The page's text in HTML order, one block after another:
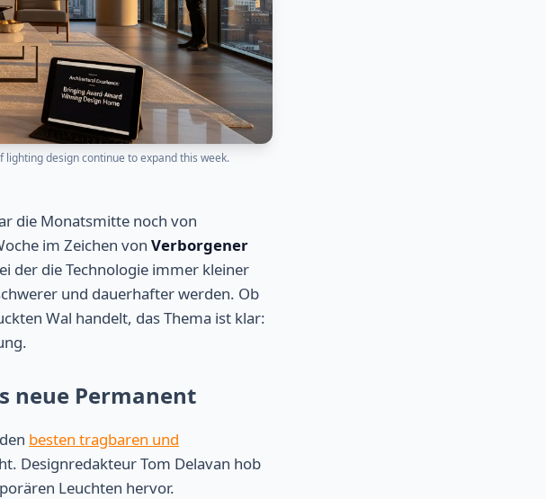
design continue to expand this week.
die Monatsmitte noch von
im Zeichen von Verborgener
der die Technologie immer kleiner
und dauerhafter werden. Ob
Wal handelt, das Thema ist klar:
neue Permanent
besten tragbaren und
Designredakteur Tom Delavan hob
Leuchten hervor.